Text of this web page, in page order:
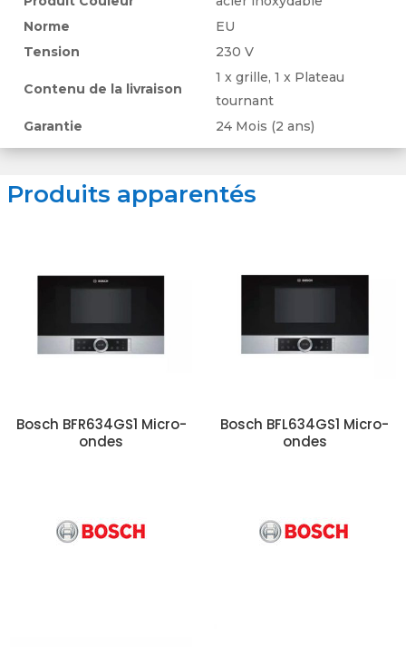
Norme
EU
Tension
230 V
Contenu de la livraison
1 x grille, 1 x Plateau
tournant
Garantie
24 Mois (2 ans)
Produits apparentés
Bosch BFR634GS1 Micro-
ondes
Bosch BFL634GS1 Micro-
ondes